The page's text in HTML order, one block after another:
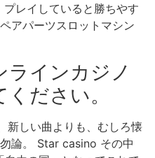
レイしていると勝ちやす
アパーツスロットマシン
ラインカジノ
ださい。
しい曲よりも、むしろ懐
論。 Star casino その中